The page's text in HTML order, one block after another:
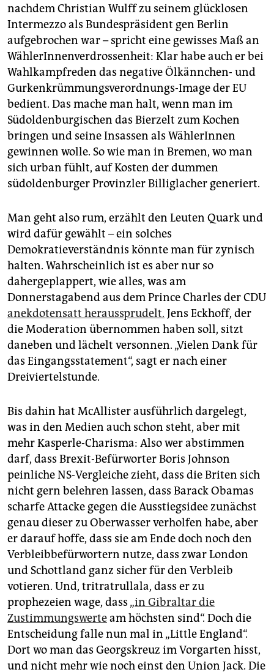
nachdem Christian Wulff zu seinem glücklosen
Intermezzo als Bundespräsident gen Berlin
aufgebrochen war – spricht eine gewisses Maß an
WählerInnenverdrossenheit: Klar habe auch er bei
Wahlkampfreden das negative Ölkännchen- und
Gurkenkrümmungsverordnungs-Image der EU
bedient. Das mache man halt, wenn man im
Südoldenburgischen das Bierzelt zum Kochen
bringen und seine Insassen als WählerInnen
gewinnen wolle. So wie man in Bremen, wo man
sich urban fühlt, auf Kosten der dummen
südoldenburger Provinzler Billiglacher generiert.
Man geht also rum, erzählt den Leuten Quark und
wird dafür gewählt – ein solches
Demokratieverständnis könnte man für zynisch
halten. Wahrscheinlich ist es aber nur so
dahergeplappert, wie alles, was am
Donnerstagabend aus dem Prince Charles der CDU
anekdotensatt heraussprudelt. Jens Eckhoff, der
die Moderation übernommen haben soll, sitzt
daneben und lächelt versonnen. „Vielen Dank für
das Eingangsstatement“, sagt er nach einer
Dreiviertelstunde.
Bis dahin hat McAllister ausführlich dargelegt,
was in den Medien auch schon steht, aber mit
mehr Kasperle-Charisma: Also wer abstimmen
darf, dass Brexit-Befürworter Boris Johnson
peinliche NS-Vergleiche zieht, dass die Briten sich
nicht gern belehren lassen, dass Barack Obamas
scharfe Attacke gegen die Ausstiegsidee zunächst
genau dieser zu Oberwasser verholfen habe, aber
er darauf hoffe, dass sie am Ende doch noch den
Verbleibbefürwortern nutze, dass zwar London
und Schottland ganz sicher für den Verbleib
votieren. Und, tritratrullala, dass er zu
prophezeien wage, dass „in Gibraltar die
Zustimmungswerteam höchsten sind“. Doch die
Entscheidung falle nun mal in „Little England“.
Dort wo man das Georgskreuz im Vorgarten hisst,
und nicht mehr wie noch einst den Union Jack. Die